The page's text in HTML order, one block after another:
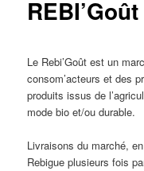
REBI’Goût
Le Rebi’Goût est un
consom’acteurs et des
produits issus de
mode bio et/ou durable.
Livraisons du marché,
Rebigue plusieurs fois